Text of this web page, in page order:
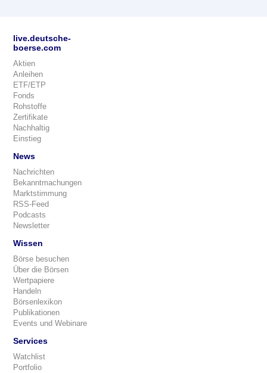
live.deutsche-
boerse.com
Aktien
Anleihen
ETF/ETP
Fonds
Rohstoffe
Zertifikate
Nachhaltig
Einstieg
News
Nachrichten
Bekanntmachungen
Marktstimmung
RSS-Feed
Podcasts
Newsletter
Wissen
Börse besuchen
Über die Börsen
Wertpapiere
Handeln
Börsenlexikon
Publikationen
Events und Webinare
Services
Watchlist
Portfolio